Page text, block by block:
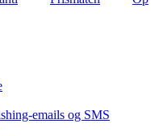
emails og SMS